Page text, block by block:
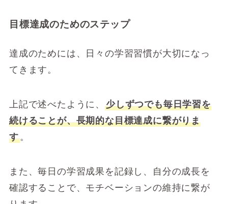
目標達成のためのステップ
達成のためには、日々の学習習慣が大切になっ
てきます。
上記で述べたように、 少しずつでも毎日学習を
続けることが、長期的な目標達成に繋がりま
す。
また、毎日の学習成果を記録し、自分の成長を
確認することで、モチベーションの維持に繋が